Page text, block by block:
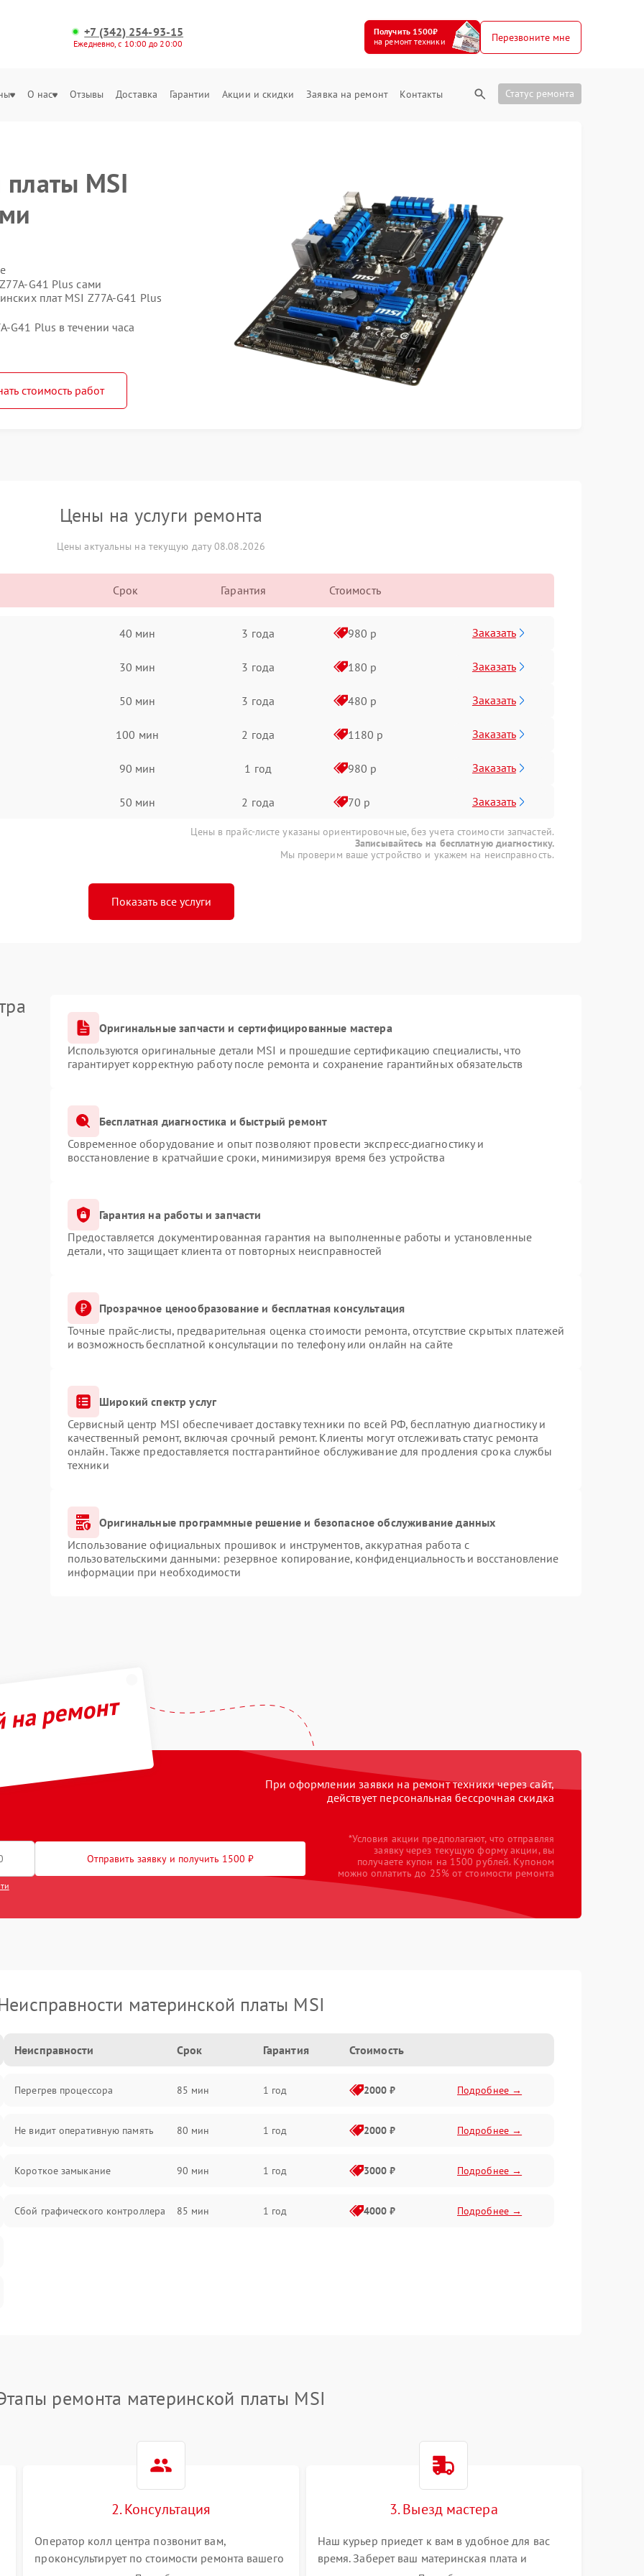
+7 (342) 254-93-15
Ежедневно, с 10:00 до 20:00
Получить 1500₽
на ремонт техники
Перезвоните мне
О нас Отзывы Доставка Гарантии Акции и скидки Заявка на ремонт Контакты Статус ремонта
MSI
G41 Plus сами
плат MSI Z77A-G41 Plus
G41 Plus в течении часа
стоимость работ
Цены на услуги ремонта
Цены актуальны на текущую дату 08.08.2026
Срок Гарантия Стоимость
40 мин 3 года 980 р Заказать
30 мин 3 года 180 р Заказать
50 мин 3 года 480 р Заказать
100 мин 2 года 1180 р Заказать
90 мин 1 год 980 р Заказать
50 мин 2 года 70 р Заказать
Цены в прайс-листе указаны ориентировочные, без учета стоимости запчастей.
Записывайтесь на бесплатную диагностику.
Мы проверим ваше устройство и укажем на неисправность.
Показать все услуги
Оригинальные запчасти и сертифицированные мастера
Используются оригинальные детали MSI и прошедшие сертификацию специалисты, что
гарантирует корректную работу после ремонта и сохранение гарантийных обязательств
Бесплатная диагностика и быстрый ремонт
Современное оборудование и опыт позволяют провести экспресс-диагностику и
восстановление в кратчайшие сроки, минимизируя время без устройства
Гарантия на работы и запчасти
Предоставляется документированная гарантия на выполненные работы и установленные
детали, что защищает клиента от повторных неисправностей
Прозрачное ценообразование и бесплатная консультация
Точные прайс-листы, предварительная оценка стоимости ремонта, отсутствие скрытых платежей
и возможность бесплатной консультации по телефону или онлайн на сайте
Широкий спектр услуг
Сервисный центр MSI обеспечивает доставку техники по всей РФ, бесплатную диагностику и
качественный ремонт, включая срочный ремонт. Клиенты могут отслеживать статус ремонта
онлайн. Также предоставляется постгарантийное обслуживание для продления срока службы
техники
Оригинальные программные решение и безопасное обслуживание данных
Использование официальных прошивок и инструментов, аккуратная работа с
пользовательскими данными: резервное копирование, конфиденциальность и восстановление
информации при необходимости
ремонт
При оформлении заявки на ремонт техники через сайт,
действует персональная бессрочная скидка
Отправить заявку и получить 1500 ₽
*Условия акции предполагают, что отправляя
заявку через текущую форму акции, вы
получаете купон на 1500 рублей. Купоном
можно оплатить до 25% от стоимости ремонта
материнской платы MSI
Неисправности Срок Гарантия Стоимость
Перегрев процессора 85 мин 1 год 2000 ₽ Подробнее →
Не видит оперативную память 80 мин 1 год 2000 ₽ Подробнее →
Короткое замыкание 90 мин 1 год 3000 ₽ Подробнее →
Сбой графического контроллера 85 мин 1 год 4000 ₽ Подробнее →
ремонта материнской платы MSI
2. Консультация
Оператор колл центра позвонит вам,
проконсультирует по стоимости ремонта вашего
3. Выезд мастера
Наш курьер приедет к вам в удобное для вас
время. Заберет ваш материнская плата и